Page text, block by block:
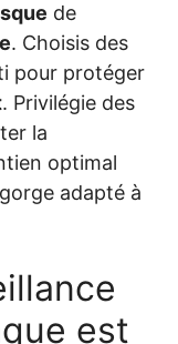
de
. Choisis des
pour protéger
. Privilégie des
la
optimal
adapté à
est